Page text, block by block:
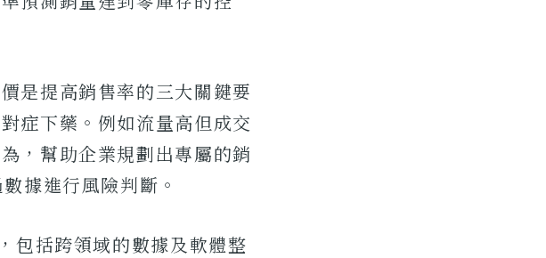
是提高銷售率的三大關鍵要
症下藥。例如流量高但成交
，幫助企業規劃出專屬的銷
據進行風險判斷。
包括跨領域的數據及軟體整